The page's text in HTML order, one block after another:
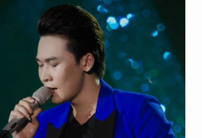
Đô nhé. Tôi sẵn sàng hỗ trợ!